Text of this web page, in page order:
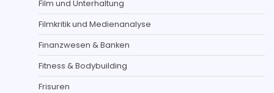
Film und Unterhaltung
Filmkritik und Medienanalyse
Finanzwesen & Banken
Fitness & Bodybuilding
Frisuren